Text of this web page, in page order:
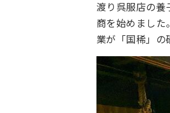
渡り呉服店の養
商を始めまし
業が「国稀」の